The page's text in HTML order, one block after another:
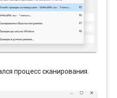
процесс сканирования.